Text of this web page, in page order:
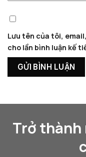
Lưu tên của tôi,
cho lần bình luận kế
Trở thành